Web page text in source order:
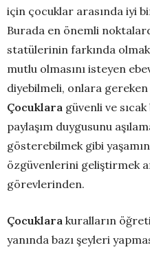
için çocuklar arasında iyi
Burada en önemli
statülerinin farkında
mutlu olmasını isteyen
diyebilmeli, onlara
Çocuklara güvenli ve
paylaşım duygusunu
gösterebilmek gibi
özgüvenlerini geliştirmek
görevlerinden.
Çocuklara kuralların
yanında bazı şeyleri